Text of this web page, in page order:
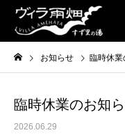
お知らせ 臨時休業
臨時休業のお知
2026.06.29